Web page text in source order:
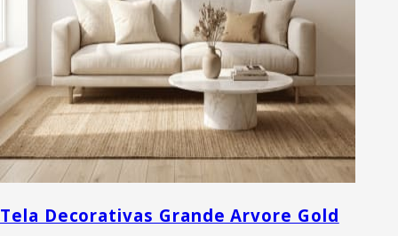
Tela Decorativas Grande Arvore Gold